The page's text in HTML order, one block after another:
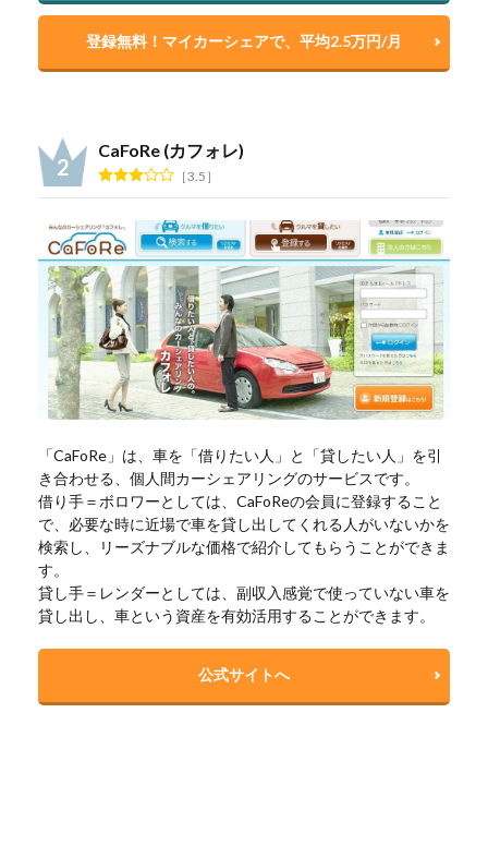
登録無料！マイカーシェアで、平均2.5万円/月
CaFoRe (カフォレ)
3.5
「CaFoRe」は、車を「借りたい人」と「貸したい人」を引
き合わせる、個人間カーシェアリングのサービスです。
借り手＝ボロワーとしては、CaFoReの会員に登録すること
で、必要な時に近場で車を貸し出してくれる人がいないかを
検索し、リーズナブルな価格で紹介してもらうことができま
す。
貸し手＝レンダーとしては、副収入感覚で使っていない車を
貸し出し、車という資産を有効活用することができます。
公式サイトへ